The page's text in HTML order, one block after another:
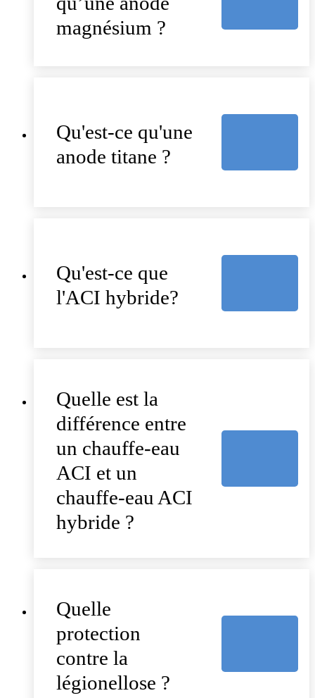
magnésium ?
Qu'est-ce qu'une
anode titane ?
Qu'est-ce que
l'ACI hybride?
Quelle est la
différence entre
un chauffe-eau
ACI et un
chauffe-eau ACI
hybride ?
Quelle
protection
contre la
légionellose ?